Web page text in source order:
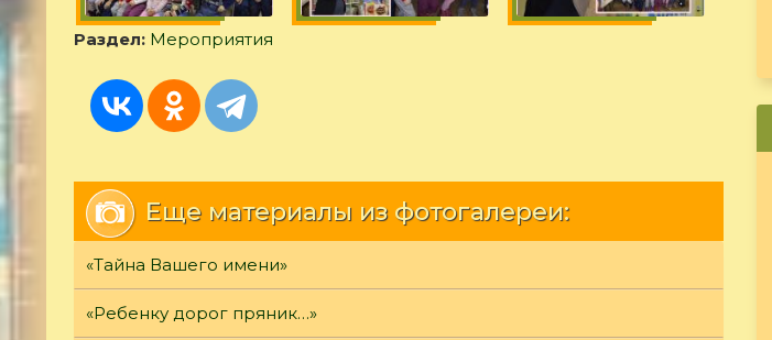
Раздел: Мероприятия
Еще материалы из фотогалереи:
«Тайна Вашего имени»
«Ребенку дорог пряник…»